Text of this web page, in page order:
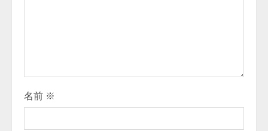
g
名前 ※